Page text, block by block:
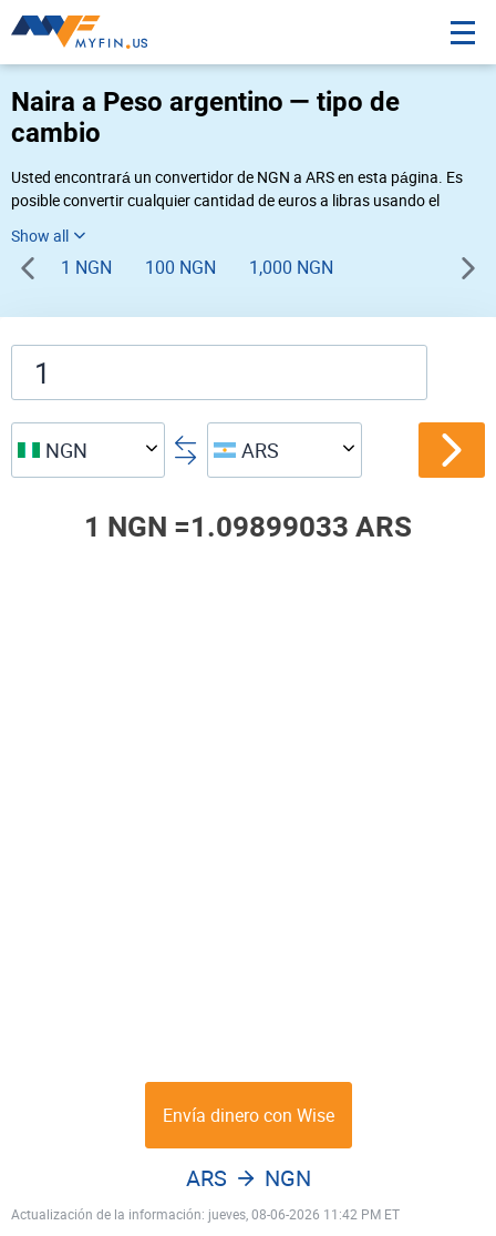
Naira a Peso argentino — tipo de
cambio
Usted encontrará un convertidor de NGN a ARS en esta página. Es
posible convertir cualquier cantidad de euros a libras usando el
usted necesita una conversión inversa, vaya al convertidor de pares
deARS NGN.
1 NGN 100 NGN 1,000 NGN
NGN ARS
1 NGN =1.09899033 ARS
Envía dinero con Wise
Actualización de la información: jueves, 08-06-2026 11:42 PM ET
ARS NGN